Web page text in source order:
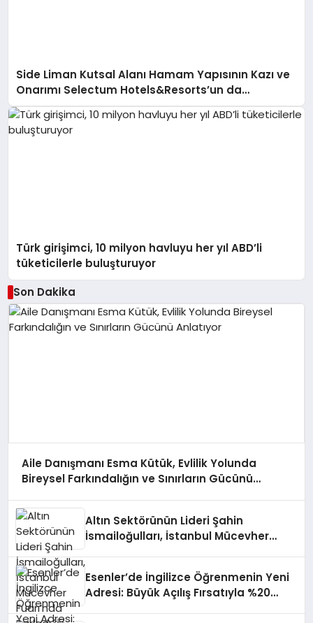
Side Liman Kutsal Alanı Hamam Yapısının Kazı ve
Onarımı Selectum Hotels&Resorts’un da
Katkılarıyla Tamamlandı
Türk girişimci, 10 milyon havluyu her yıl ABD’li
tüketicilerle buluşturuyor
Son Dakika
Aile Danışmanı Esma Kütük, Evlilik Yolunda
Bireysel Farkındalığın ve Sınırların Gücünü
Altın Sektörünün Lideri Şahin
İsmailoğulları, İstanbul Mücevher
Esenler’de İngilizce Öğrenmenin Yeni
Adresi: Büyük Açılış Fırsatıyla %20